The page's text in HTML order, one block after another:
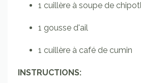
1 cuillère à soupe de
1 gousse d'ail
1 cuillère à café de cumin
INSTRUCTIONS: